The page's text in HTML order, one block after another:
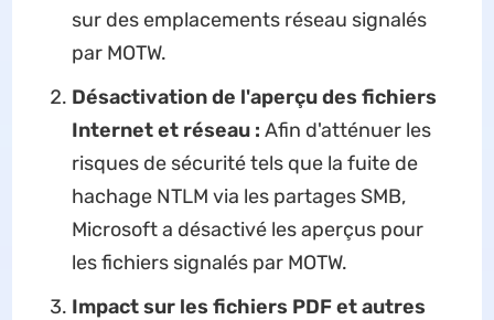
sur des emplacements réseau signalés
par MOTW.
Désactivation de l'aperçu des fichiers
Internet et réseau : Afin d'atténuer les
risques de sécurité tels que la fuite de
hachage NTLM via les partages SMB,
Microsoft a désactivé les aperçus pour
les fichiers signalés par MOTW.
Impact sur les fichiers PDF et autres